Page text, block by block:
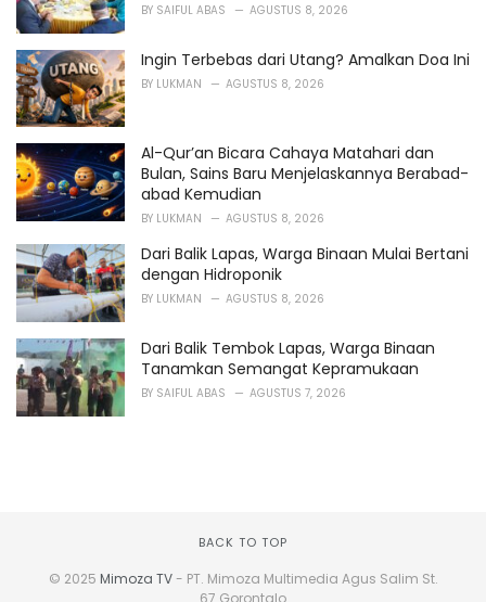
BY SAIFUL ABAS AGUSTUS 8, 2026
Ingin Terbebas dari Utang? Amalkan Doa Ini
BY LUKMAN AGUSTUS 8, 2026
Al-Qur’an Bicara Cahaya Matahari dan
Bulan, Sains Baru Menjelaskannya Berabad-
abad Kemudian
BY LUKMAN AGUSTUS 8, 2026
Dari Balik Lapas, Warga Binaan Mulai Bertani
dengan Hidroponik
BY LUKMAN AGUSTUS 8, 2026
Dari Balik Tembok Lapas, Warga Binaan
Tanamkan Semangat Kepramukaan
BY SAIFUL ABAS AGUSTUS 7, 2026
BACK TO TOP
© 2025 Mimoza TV- PT. Mimoza Multimedia Agus Salim St.
67 Gorontalo